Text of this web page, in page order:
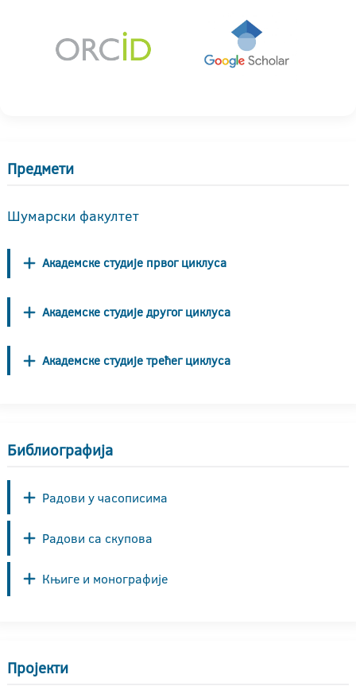
Предмети
Шумарски факултет
Академске студије првог циклуса
Академске студије другог циклуса
Академске студије трећег циклуса
Библиографија
Радови у часописима
Радови са скупова
Књиге и монографије
Пројекти